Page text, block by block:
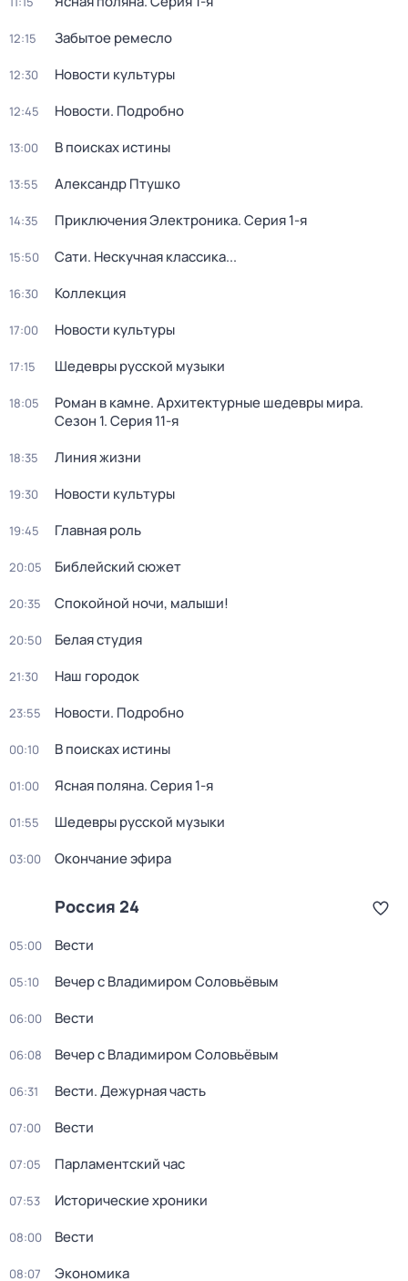
12:15 Забытое ремесло
12:30 Новости культуры
12:45 Новости. Подробно
13:00 В поисках истины
13:55 Александр Птушко
14:35 Приключения Электроника. Серия 1-я
15:50 Сати. Нескучная классика...
16:30 Коллекция
17:00 Новости культуры
17:15 Шедевры русской музыки
18:05 Роман в камне. Архитектурные шедевры мира.
Сезон 1. Серия 11-я
18:35 Линия жизни
19:30 Новости культуры
19:45 Главная роль
20:05 Библейский сюжет
20:35 Спокойной ночи, малыши!
20:50 Белая студия
21:30 Наш городок
23:55 Новости. Подробно
00:10 В поисках истины
01:00 Ясная поляна. Серия 1-я
01:55 Шедевры русской музыки
03:00 Окончание эфира
Россия 24
05:00 Вести
05:10 Вечер с Владимиром Соловьёвым
06:00 Вести
06:08 Вечер с Владимиром Соловьёвым
06:31 Вести. Дежурная часть
07:00 Вести
07:05 Парламентский час
07:53 Исторические хроники
08:00 Вести
08:07 Экономика